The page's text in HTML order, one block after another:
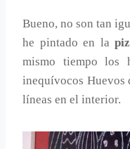
Bueno, no son tan
he pintado en la
mismo tiempo los
inequívocos Huevos
líneas en el interior.